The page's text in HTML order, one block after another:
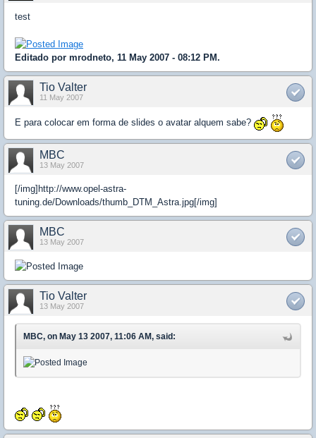
test
Editado por mrodneto, 11 May 2007 - 08:12 PM.
Tio Valter
11 May 2007
E para colocar em forma de slides o avatar alquem sabe?
MBC
13 May 2007
[/img]http://www.opel-astra-
tuning.de/Downloads/thumb_DTM_Astra.jpg[/img]
MBC
13 May 2007
Tio Valter
13 May 2007
MBC, on May 13 2007, 11:06 AM, said: